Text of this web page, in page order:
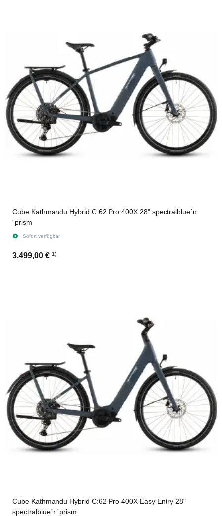
Cube Kathmandu Hybrid C:62 Pro 400X 28" spectralblue´n
´prism
Sofort verfügbar
3.499,00 € 1)
Cube Kathmandu Hybrid C:62 Pro 400X Easy Entry 28"
spectralblue´n´prism